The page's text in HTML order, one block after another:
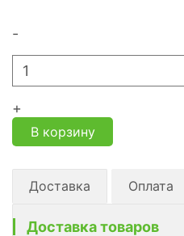
-
+
В корзину
Доставка Оплата
Доставка товаров